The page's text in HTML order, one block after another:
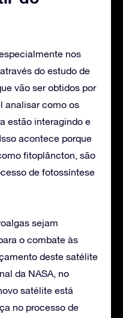
nos
do estudo de
vão ser obtidos por
analisar como os
estão interagindo e
acontece porque
fitoplâncton, são
de fotossíntese
sejam
o combate às
deste satélite
da NASA, no
satélite está
no processo de